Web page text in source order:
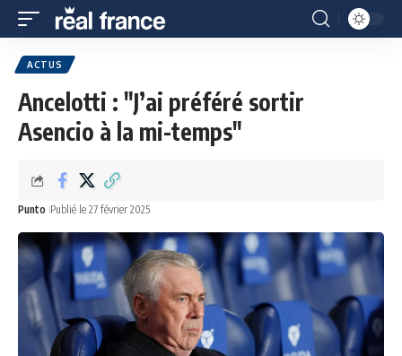
ACTUS
Ancelotti : "J’ai préféré sortir
Asencio à la mi-temps"
Punto Publié le 27 février 2025